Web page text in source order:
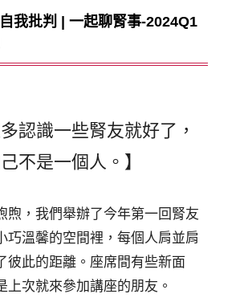
我批判 | 一起聊腎事-2024Q1
認識一些腎友就好了，
不是一個人。】
煦，我們舉辦了今年第一回腎友
巧溫馨的空間裡，每個人肩並肩
彼此的距離。座席間有些新面
上次就來參加講座的朋友。